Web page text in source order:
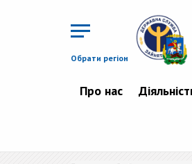
Обрати регіон
Про нас